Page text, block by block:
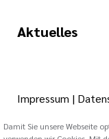
Aktuelles
Impressum |
Damit Sie unsere Webseite